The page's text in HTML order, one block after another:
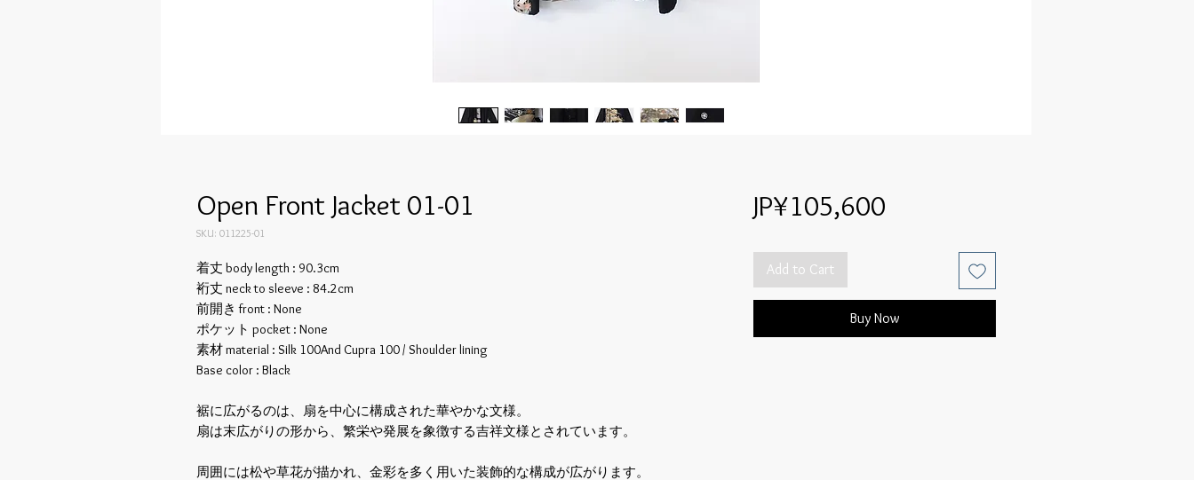
Open Front Jacket 01-01
SKU: 011225-01
着丈 body length : 90.3cm
裄丈 neck to sleeve : 84.2cm
前開き front : None
ポケット pocket : None
素材 material : Silk 100And Cupra 100 / Shoulder lining
Base color : Black
裾に広がるのは、扇を中心に構成された華やかな文様。
扇は末広がりの形から、繁栄や発展を象徴する吉祥文様とされています。
周囲には松や草花が描かれ、金彩を多く用いた装飾的な構成が広がります。
JP¥105,600Price
Add to Cart
Buy Now